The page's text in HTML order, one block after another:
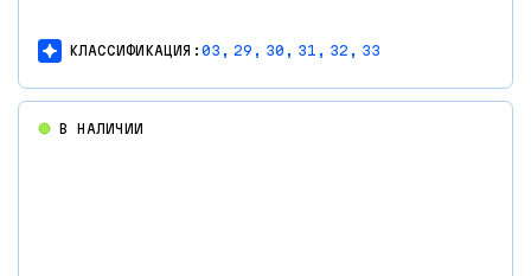
КЛАССИФИКАЦИЯ: 03, 29, 30, 31, 32, 33
В НАЛИЧИИ